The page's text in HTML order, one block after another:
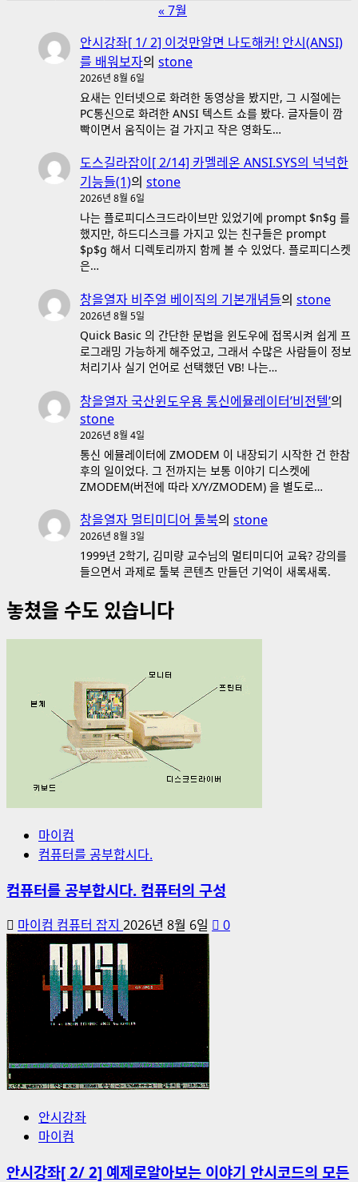
« 7월
안시강좌[ 1/ 2] 이것만알면 나도해커! 안시(ANSI)
를 배워보자의 stone
2026년 8월 6일
요새는 인터넷으로 화려한 동영상을 봤지만, 그 시절에는
PC통신으로 화려한 ANSI 텍스트 쇼를 봤다. 글자들이 깜
빡이면서 움직이는 걸 가지고 작은 영화도…
도스길라잡이[ 2/14] 카멜레온 ANSI.SYS의 넉넉한
기능들(1)의 stone
2026년 8월 6일
나는 플로피디스크드라이브만 있었기에 prompt $n$g 를
했지만, 하드디스크를 가지고 있는 친구들은 prompt
$p$g 해서 디렉토리까지 함께 볼 수 있었다. 플로피디스켓
은…
창을열자 비주얼 베이직의 기본개념들의 stone
2026년 8월 5일
Quick Basic 의 간단한 문법을 윈도우에 접목시켜 쉽게 프
로그래밍 가능하게 해주었고, 그래서 수많은 사람들이 정보
처리기사 실기 언어로 선택했던 VB! 나는…
창을열자 국산윈도우용 통신에뮬레이터’비전텔’의
stone
2026년 8월 4일
통신 에뮬레이터에 ZMODEM 이 내장되기 시작한 건 한참
후의 일이었다. 그 전까지는 보통 이야기 디스켓에
ZMODEM(버전에 따라 X/Y/ZMODEM) 을 별도로…
창을열자 멀티미디어 툴북의 stone
2026년 8월 3일
1999년 2학기, 김미량 교수님의 멀티미디어 교육? 강의를
들으면서 과제로 툴북 콘텐츠 만들던 기억이 새록새록.
놓쳤을 수도 있습니다
마이컴
컴퓨터를 공부합시다.
컴퓨터를 공부합시다. 컴퓨터의 구성
마이컴 컴퓨터 잡지 2026년 8월 6일 0
안시강좌
마이컴
안시강좌[ 2/ 2] 예제로알아보는 이야기 안시코드의 모든